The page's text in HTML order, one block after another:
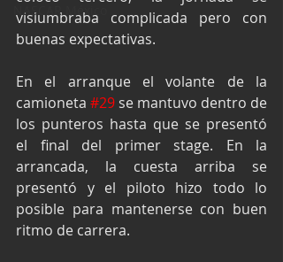
NASCAR México
vislumbraba complicada pero con
buenas expectativas.
En el arranque el volante de la
camioneta #29 se mantuvo dentro de
los punteros hasta que se presentó
el final del primer stage. En la
arrancada, la cuesta arriba se
presentó y el piloto hizo todo lo
posible para mantenerse con buen
ritmo de carrera.